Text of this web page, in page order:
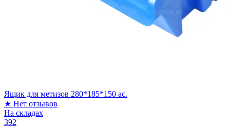
Ящик для метизов 280*185*150 ас.
★ Нет отзывов
На складах
392